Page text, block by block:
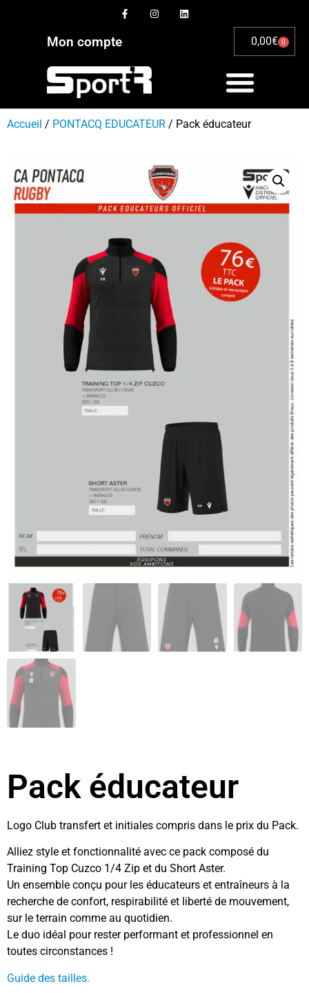
Mon compte 0,00€ 0
Accueil / PONTACQ EDUCATEUR / Pack éducateur
Pack éducateur
Logo Club transfert et initiales compris dans le prix du Pack.
Alliez style et fonctionnalité avec ce pack composé du
Training Top Cuzco 1/4 Zip et du Short Aster.
Un ensemble conçu pour les éducateurs et entraîneurs à la
recherche de confort, respirabilité et liberté de mouvement,
sur le terrain comme au quotidien.
Le duo idéal pour rester performant et professionnel en
toutes circonstances !
Guide des tailles.